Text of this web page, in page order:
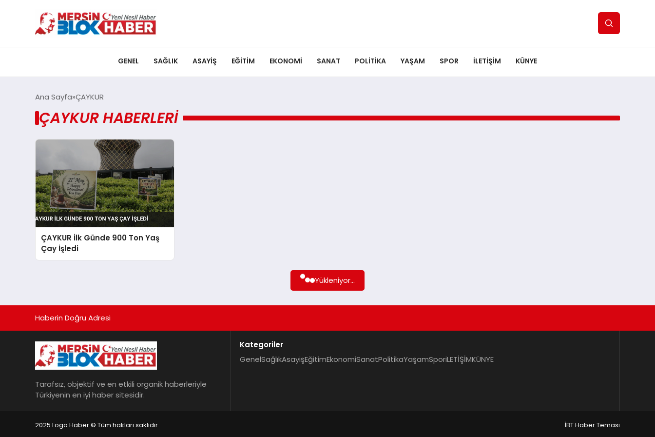
GENEL SAĞLIK ASAYIŞ EĞITIM EKONOMI SANAT POLITIKA YAŞAM SPOR ILETİŞİM KÜNYE
Ana Sayfa ÇAYKUR
ÇAYKUR HABERLERI
ÇAYKUR İlk Günde 900 Ton Yaş
Çay İşledi
Yükleniyor...
Haberin Doğru Adresi
Tarafsız, objektif ve en etkili organik haberleriyle
Türkiyenin en iyi haber sitesidir.
Kategoriler
GenelSağlıkAsayişEğitimEkonomiSanatPolitikaYaşamSporiLETİŞİMKÜNYE
2025 Logo Haber © Tüm hakları saklıdır. İBT Haber Teması